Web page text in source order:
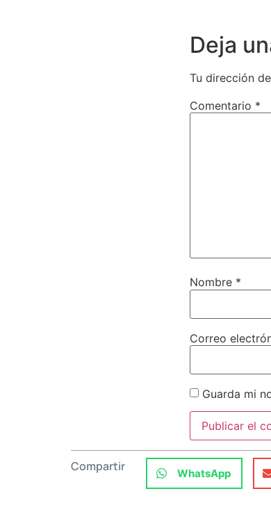
Deja
Tu dirección
Comentario *
Nombre *
Correo
Guarda mi
Compartir WhatsApp